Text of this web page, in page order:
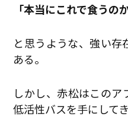
「本当にこれで食うの
と思うような、強い存
ある。
しかし、赤松はこの
低活性バスを手にしてき